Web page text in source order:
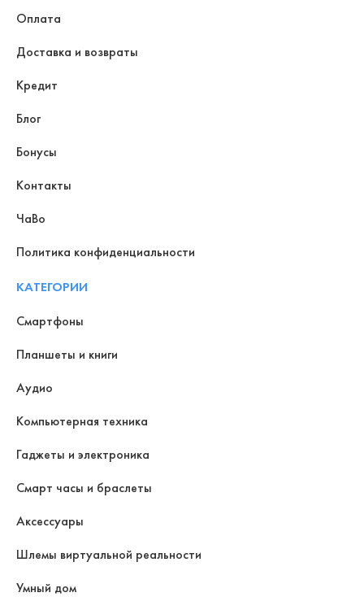
Оплата
Доставка и возвраты
Кредит
Блог
Бонусы
Контакты
ЧаВо
Политика конфиденциальности
КАТЕГОРИИ
Смартфоны
Планшеты и книги
Аудио
Компьютерная техника
Гаджеты и электроника
Смарт часы и браслеты
Аксессуары
Шлемы виртуальной реальности
Умный дом